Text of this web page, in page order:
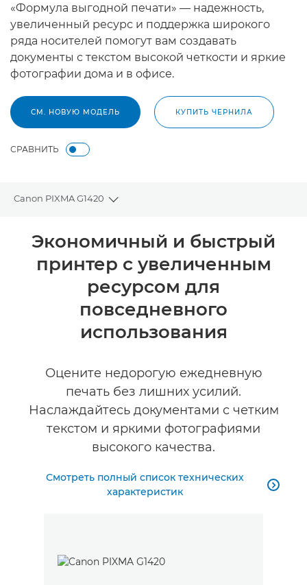
«Формула выгодной печати» — надежность,
увеличенный ресурс и поддержка широкого
ряда носителей помогут вам создавать
документы с текстом высокой четкости и яркие
фотографии дома и в офисе.
СМ. НОВУЮ МОДЕЛЬ КУПИТЬ ЧЕРНИЛА
СРАВНИТЬ
Canon PIXMA G1420
Toggle breadcrumbs
Технические характеристики
Экономичный и быстрый
принтер с увеличенным
ресурсом для
повседневного
использования
Оцените недорогую ежедневную
печать без лишних усилий.
Наслаждайтесь документами с четким
текстом и яркими фотографиями
высокого качества.
Смотреть полный список технических
характеристик
